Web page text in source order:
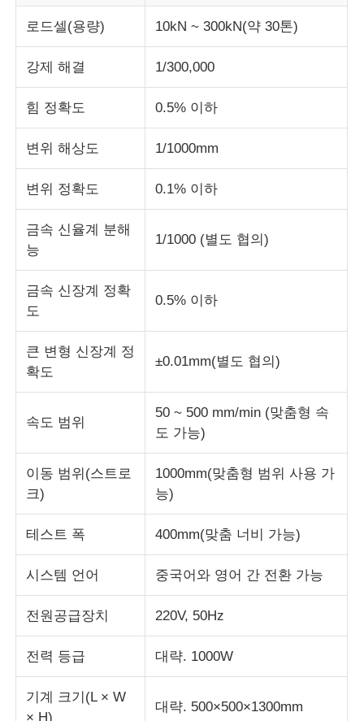
충격 시험기
마모시험기
충돌 시험 장비
신발 테스트 장비
건축물 시험 장비
패키지 테스트 장비
접착기 시험 장비
직물 시험기
경도계
로드셀(용량) 10kN ~ 300kN(약 30톤)
강제 해결 1/300,000
힘 정확도 0.5% 이하
변위 해상도 1/1000mm
변위 정확도 0.1% 이하
금속 신율계 분해
능
1/1000 (별도 협의)
금속 신장계 정확
도
0.5% 이하
큰 변형 신장계 정
확도
±0.01mm(별도 협의)
속도 범위
50 ~ 500 mm/min (맞춤형 속
도 가능)
이동 범위(스트로
크)
1000mm(맞춤형 범위 사용 가
능)
테스트 폭 400mm(맞춤 너비 가능)
시스템 언어 중국어와 영어 간 전환 가능
전원공급장치 220V, 50Hz
전력 등급 대략. 1000W
기계 크기(L × W
× H)
대략. 500×500×1300mm